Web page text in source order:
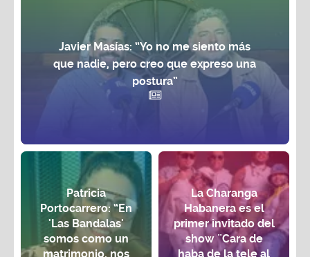
Javier Masías: “Yo no me siento más
que nadie, pero creo que expreso una
postura”
Patricia
Portocarrero: “En
'Las Bandalas'
somos como un
matrimonio, nos
La Charanga
Habanera es el
primer invitado del
show ¨Cara de
haba de la tele al